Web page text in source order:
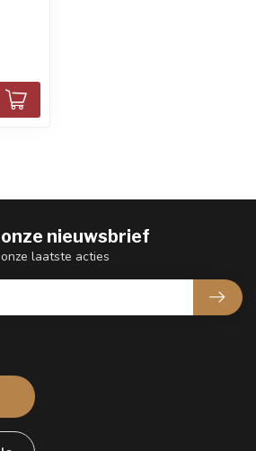
nieuwsbrief
laatste acties